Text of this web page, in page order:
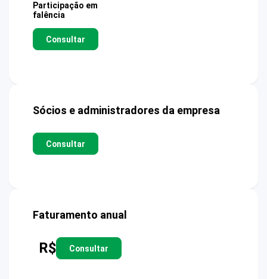
Participação em
falência
Consultar
Sócios e administradores da empresa
Consultar
Faturamento anual
R$ Consultar